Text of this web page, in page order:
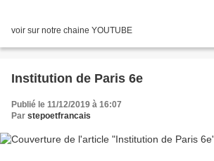
voir sur notre chaine YOUTUBE
Institution de Paris 6e
Publié le 11/12/2019 à 16:07
Par stepoetfrancais